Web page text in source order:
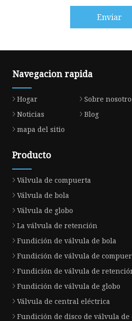
Enviar
Navegacion rapida
Hogar Sobre
Noticias
Blog
mapa del sitio
Producto
Válvula de compuerta
Válvula de bola
Válvula de globo
La válvula de retención
Fundición de válvula de bola
Fundición de válvula de
Fundición de válvula de
Fundición de válvula de globo
Válvula de central eléctrica
Fundición de disco de válvula de